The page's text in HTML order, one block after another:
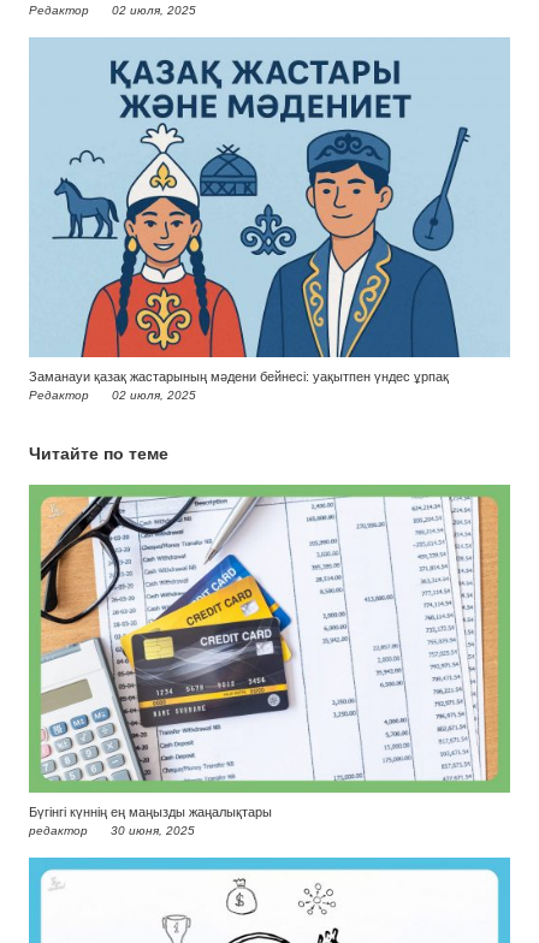
Редактор 02 июля, 2025
Заманауи қазақ жастарының мәдени бейнесі: уақытпен үндес ұрпақ
Редактор 02 июля, 2025
Читайте по теме
Бүгінгі күннің ең маңызды жаңалықтары
редактор 30 июня, 2025